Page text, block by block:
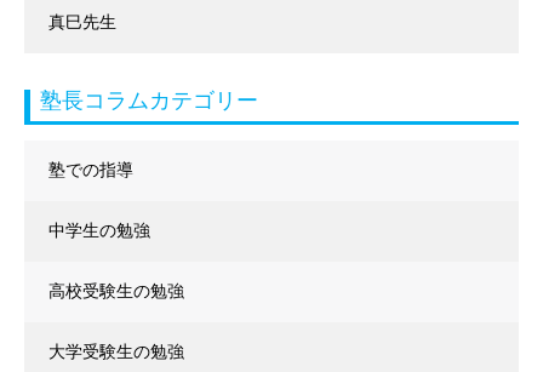
真巳先生
塾長コラムカテゴリー
塾での指導
中学生の勉強
高校受験生の勉強
大学受験生の勉強